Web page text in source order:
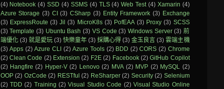
(4) Notebook (4) SSD (4) SSMS (4) TLS (4) Web Test (4) Xamarin (4)
Azure Storage (3) CI (3) CSharp (3) Entity Framework (3) Exchange
(3) ExpressRoute (3) Jil (3) MicroK8s (3) PofEAA (3) Proxy (3) SCSS
(3) Template (3) Ubuntu Bash (3) VS Code (3) Windows Server (3) 前
端優化 (3) 就是愛玩 (3) 快樂童年 (3) 採購心得 (3) 金玉良言 (3) 雲端主機
(3) Apps (2) Azure CLI (2) Azure Tools (2) BDD (2) CORS (2) Chrome
(2) Clean Code (2) Extension (2) F2E (2) Facebook (2) GitHub Copilot
(2) Hangfire (2) Hyper-V (2) Lenovo (2) MVA (2) MVP (2) MySQL
(2)
OOP (2) OzCode (2) RESTful (2) ReSharper (2) Security (2) Selenium
(2) TDD (2) Training (2) Visual Studio Code (2) Visual Studio Online